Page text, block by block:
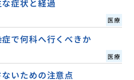
症状と経過
医療
で何科へ行くべきか
医療
いための注意点